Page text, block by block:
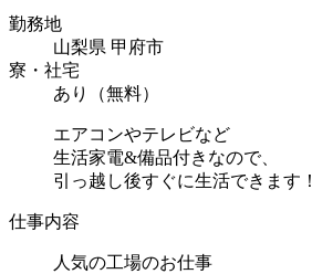
勤務地
山梨県 甲府市
寮・社宅
あり（無料）
エアコンやテレビなど
生活家電&備品付きなので、
引っ越し後すぐに生活できます！
仕事内容
人気の工場のお仕事